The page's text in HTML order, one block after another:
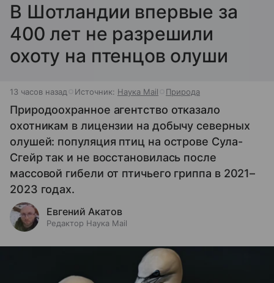
В Шотландии впервые за
400 лет не разрешили
охоту на птенцов олуши
13 часов назад Источник: Наука Mail Природа
Природоохранное агентство отказало
охотникам в лицензии на добычу северных
олушей: популяция птиц на острове Сула-
Сгейр так и не восстановилась после
массовой гибели от птичьего гриппа в 2021–
2023 годах.
Евгений Акатов
Редактор Наука Mail